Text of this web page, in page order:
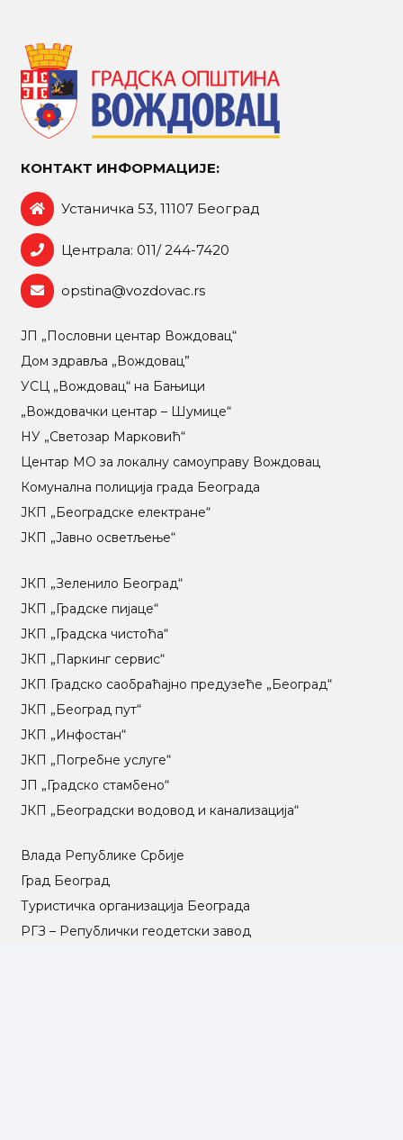
КОНТАКТ ИНФОРМАЦИЈЕ:
Устаничка 53, 11107 Београд
Централа: 011/ 244-7420
opstina@vozdovac.rs
ЈП „Пословни центар Вождовац“
Дом здравља „Вождовац”
УСЦ „Вождовац“ на Бањици
„Вождовачки центар – Шумице“
НУ „Светозар Марковић“
Центар МO за локалну самоуправу Вождовац
Комунална полиција града Београда
ЈКП „Београдске електране“
ЈКП „Јавно осветљење“
ЈКП „Зеленило Београд“
ЈКП „Градске пијаце“
ЈКП „Градска чистоћа“
ЈКП „Паркинг сервис“
ЈКП Градско саобраћајно предузеће „Београд“
ЈКП „Београд пут“
ЈКП „Инфостан“
ЈКП „Погребне услуге“
ЈП „Градско стамбено“
ЈКП „Београдски водовод и канализација“
Влада Републике Србије
Град Београд
Туристичка организација Београда
РГЗ – Републички геодетски завод